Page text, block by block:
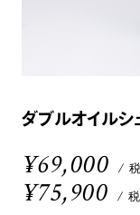
ダブルオイルシ
¥69,000 /
¥75,900 /